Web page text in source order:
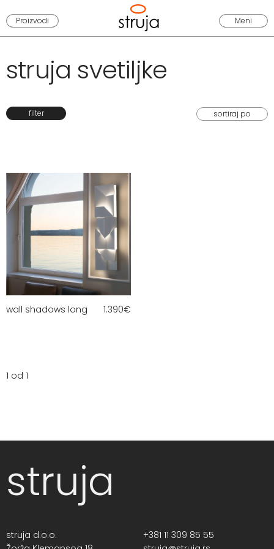
Proizvodi Meni
struja svetiljke
filter
wall shadows long 1.390€
1 od 1
struja
struja d.o.o.
+381 11 309 85 55